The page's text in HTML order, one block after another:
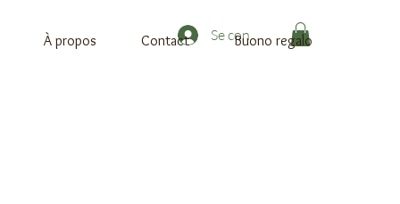
Se connecter
À propos Contact Buono regalo